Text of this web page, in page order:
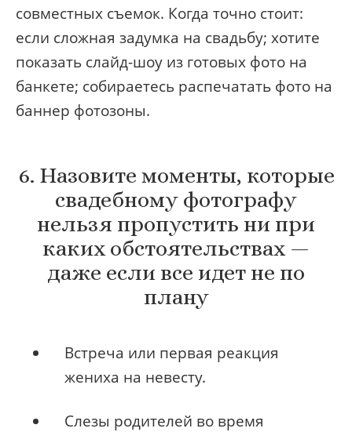
совместных съемок. Когда точно стоит:
если сложная задумка на свадьбу; хотите
показать слайд-шоу из готовых фото на
банкете; собираетесь распечатать фото на
баннер фотозоны.
6. Назовите моменты, которые
свадебному фотографу
нельзя пропустить ни при
каких обстоятельствах —
даже если все идет не по
плану
Встреча или первая реакция
жениха на невесту.
Слезы родителей во время